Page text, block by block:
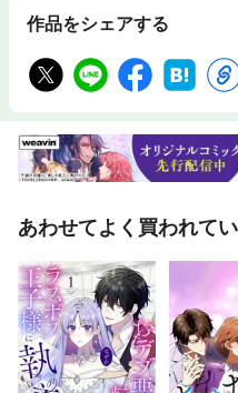
作品をシェアする
あわせてよく買われて